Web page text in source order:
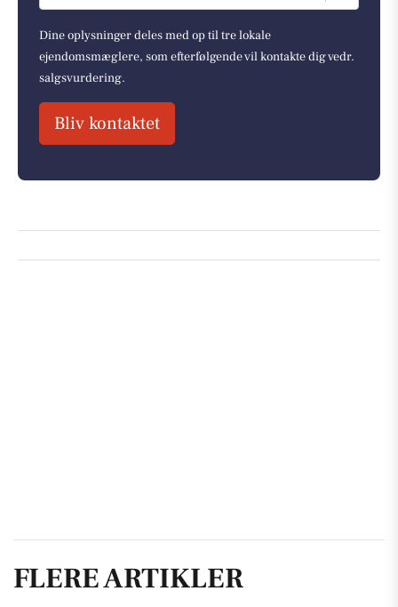
Dine oplysninger deles med op til tre lokale
ejendomsmæglere, som efterfølgende vil kontakte dig vedr.
salgsvurdering.
Bliv kontaktet
FLERE ARTIKLER